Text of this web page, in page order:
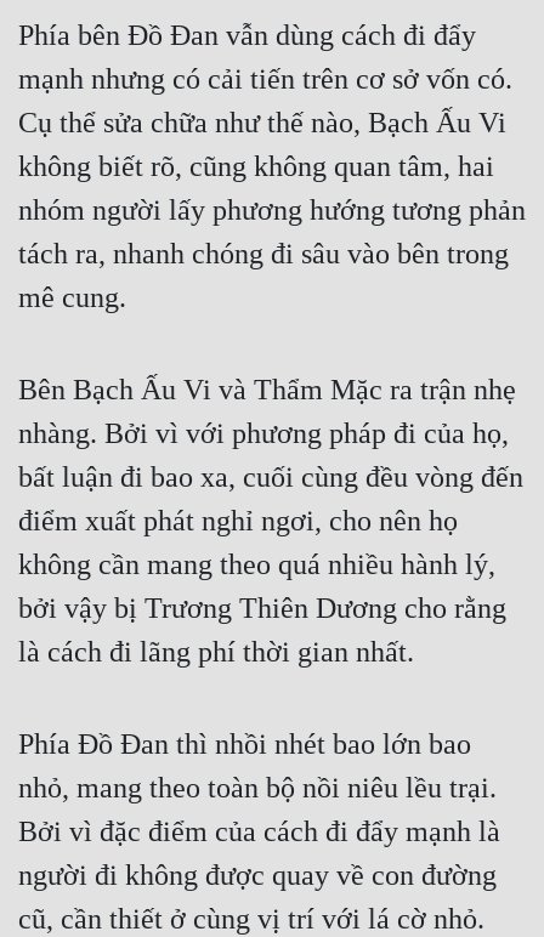
Dị Giới
Dị Năng
Gia Đấu
Góc Nhìn Nữ
Huyền Huyễn
Huyền Ảo
Hài Hước
Hệ Thống
Học Đường
Khoa Huyễn
Khoa Huyễn Không Gian
Kỳ Huyễn
Kỳ Ảo
Linh Dị
Làm Giàu
Phía bên Đồ Đan vẫn dùng cách đi đẩy
mạnh nhưng có cải tiến trên cơ sở vốn có.
Cụ thể sửa chữa như thế nào, Bạch Ấu Vi
không biết rõ, cũng không quan tâm, hai
nhóm người lấy phương hướng tương phản
tách ra, nhanh chóng đi sâu vào bên trong
mê cung.
Bên Bạch Ấu Vi và Thẩm Mặc ra trận nhẹ
nhàng. Bởi vì với phương pháp đi của họ,
bất luận đi bao xa, cuối cùng đều vòng đến
điểm xuất phát nghỉ ngơi, cho nên họ
không cần mang theo quá nhiều hành lý,
bởi vậy bị Trương Thiên Dương cho rằng
là cách đi lãng phí thời gian nhất.
Phía Đồ Đan thì nhồi nhét bao lớn bao
nhỏ, mang theo toàn bộ nồi niêu lều trại.
Bởi vì đặc điểm của cách đi đẩy mạnh là
người đi không được quay về con đường
cũ, cần thiết ở cùng vị trí với lá cờ nhỏ.